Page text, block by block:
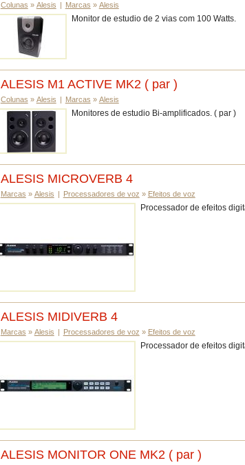
Colunas » Alesis | Marcas » Alesis
Monitor de estudio de 2 vias com 100 Watts.
ALESIS M1 ACTIVE MK2 ( par )
Colunas » Alesis | Marcas » Alesis
Monitores de estudio Bi-amplificados. ( par )
ALESIS MICROVERB 4
Marcas » Alesis | Processadores de voz » Efeitos de voz
Processador de efeitos
ALESIS MIDIVERB 4
Marcas » Alesis | Processadores de voz » Efeitos de voz
Processador de efeitos
ALESIS MONITOR ONE MK2 ( par )